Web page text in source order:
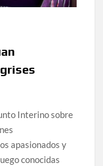
Interino sobre
apasionados y
conocidas